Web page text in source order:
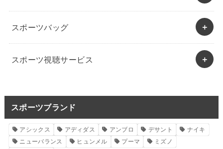
スポーツバッグ
スポーツ視聴サービス
スポーツブランド
アシックス アディダス アンブロ デサント
ナイキ
ニューバランス
ヒュンメル プーマ
ミズノ